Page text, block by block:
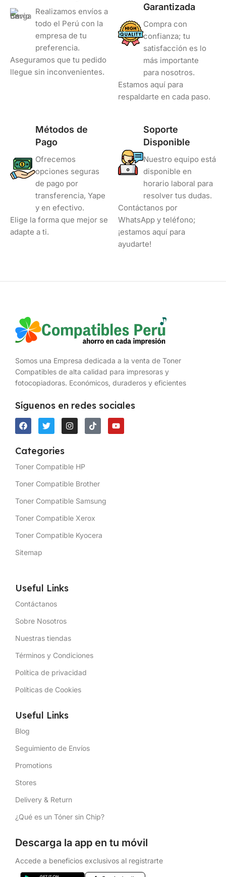
Realizamos envíos a
todo el Perú con la
empresa de tu
preferencia.
Aseguramos que tu pedido
llegue sin inconvenientes.
Garantizada
Compra con
confianza; tu
satisfacción es lo
más importante
para nosotros.
Estamos aquí para
respaldarte en cada paso.
Métodos de
Pago
Ofrecemos
opciones seguras
de pago por
transferencia, Yape
y en efectivo.
Elige la forma que mejor se
adapte a ti.
Soporte
Disponible
Nuestro equipo está
disponible en
horario laboral para
resolver tus dudas.
Contáctanos por
WhatsApp y teléfono;
¡estamos aquí para
ayudarte!
Somos una Empresa dedicada a la venta de Toner
Compatibles de alta calidad para impresoras y
fotocopiadoras. Económicos, duraderos y eficientes
Síguenos en redes sociales
Categories
Toner Compatible HP
Toner Compatible Brother
Toner Compatible Samsung
Toner Compatible Xerox
Toner Compatible Kyocera
Sitemap
Useful Links
Contáctanos
Sobre Nosotros
Nuestras tiendas
Términos y Condiciones
Política de privacidad
Políticas de Cookies
Useful Links
Blog
Seguimiento de Envíos
Promotions
Stores
Delivery & Return
¿Qué es un Tóner sin Chip?
Descarga la app en tu móvil
Accede a beneficios exclusivos al registrarte